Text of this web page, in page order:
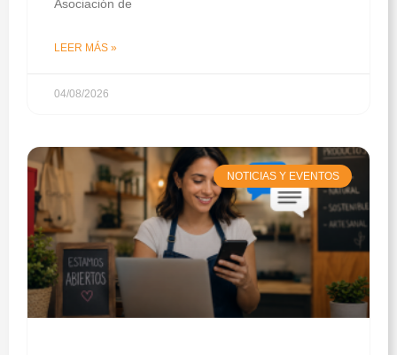
Asociación de
LEER MÁS »
04/08/2026
NOTICIAS Y EVENTOS